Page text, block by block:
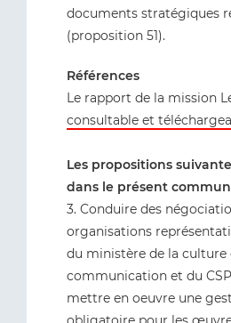
documents stratégiques
(proposition 51).
Références
Le rapport de la mission
consultable et
Les propositions
dans le présent
3. Conduire des
organisations
du ministère de la culture
communication et du
mettre en oeuvre une